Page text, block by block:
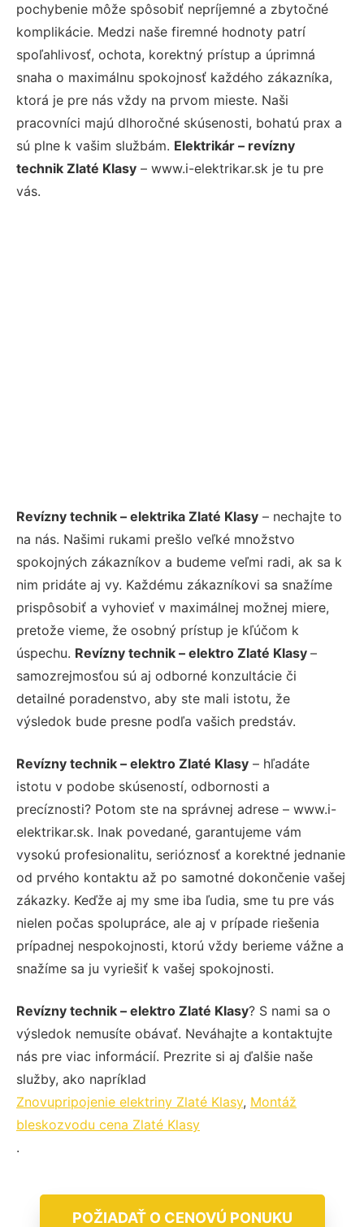
pochybenie môže spôsobiť nepríjemné a zbytočné
komplikácie. Medzi naše firemné hodnoty patrí
spoľahlivosť, ochota, korektný prístup a úprimná
snaha o maximálnu spokojnosť každého zákazníka,
ktorá je pre nás vždy na prvom mieste. Naši
pracovníci majú dlhoročné skúsenosti, bohatú prax a
sú plne k vašim službám. Elektrikár – revízny
technik Zlaté Klasy – www.i-elektrikar.sk je tu pre
vás.
Revízny technik – elektrika Zlaté Klasy – nechajte to
na nás. Našimi rukami prešlo veľké množstvo
spokojných zákazníkov a budeme veľmi radi, ak sa k
nim pridáte aj vy. Každému zákazníkovi sa snažíme
prispôsobiť a vyhovieť v maximálnej možnej miere,
pretože vieme, že osobný prístup je kľúčom k
úspechu. Revízny technik – elektro Zlaté Klasy –
samozrejmosťou sú aj odborné konzultácie či
detailné poradenstvo, aby ste mali istotu, že
výsledok bude presne podľa vašich predstáv.
Revízny technik – elektro Zlaté Klasy – hľadáte
istotu v podobe skúseností, odbornosti a
precíznosti? Potom ste na správnej adrese – www.i-
elektrikar.sk. Inak povedané, garantujeme vám
vysokú profesionalitu, serióznosť a korektné jednanie
od prvého kontaktu až po samotné dokončenie vašej
zákazky. Keďže aj my sme iba ľudia, sme tu pre vás
nielen počas spolupráce, ale aj v prípade riešenia
prípadnej nespokojnosti, ktorú vždy berieme vážne a
snažíme sa ju vyriešiť k vašej spokojnosti.
Revízny technik – elektro Zlaté Klasy? S nami sa o
výsledok nemusíte obávať. Neváhajte a kontaktujte
nás pre viac informácií. Prezrite si aj ďalšie naše
služby, ako napríklad
Znovupripojenie elektriny Zlaté Klasy, Montáž
bleskozvodu cena Zlaté Klasy
.
POŽIADAŤ O CENOVÚ PONUKU